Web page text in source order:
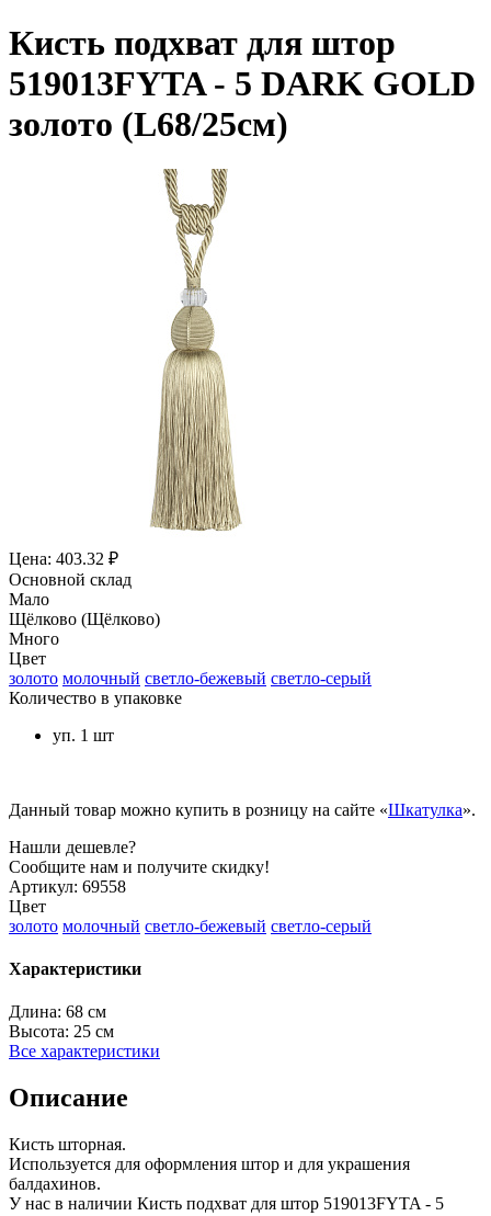
Кисть подхват для штор
519013FYTA - 5 DARK GOLD
золото (L68/25см)
Цена: 403.32 ₽
Основной склад
Мало
Щёлково (Щёлково)
Много
Цвет
золото молочный светло-бежевый светло-серый
Количество в упаковке
уп. 1 шт
Данный товар можно купить в розницу на сайте «Шкатулка».
Нашли дешевле?
Сообщите нам и получите скидку!
Артикул: 69558
Цвет
золото молочный светло-бежевый светло-серый
Характеристики
Длина: 68 см
Высота: 25 см
Все характеристики
Описание
Кисть шторная.
Используется для оформления штор и для украшения
балдахинов.
У нас в наличии Кисть подхват для штор 519013FYTA - 5